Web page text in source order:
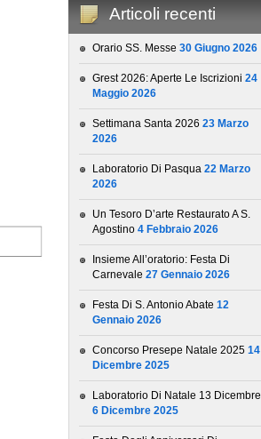
Articoli recenti
Orario SS. Messe 30 Giugno 2026
Grest 2026: Aperte Le Iscrizioni 24
Maggio 2026
Settimana Santa 2026 23 Marzo
2026
Laboratorio Di Pasqua 22 Marzo
2026
Un Tesoro D’arte Restaurato A S.
Agostino 4 Febbraio 2026
Insieme All’oratorio: Festa Di
Carnevale 27 Gennaio 2026
Festa Di S. Antonio Abate 12
Gennaio 2026
Concorso Presepe Natale 2025 14
Dicembre 2025
Laboratorio Di Natale 13 Dicembre
6 Dicembre 2025